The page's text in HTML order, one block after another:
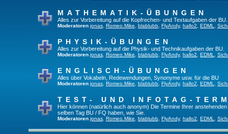
MATHEMATIK-ÜBUNGEN
Alles zur Vorbereitung auf die Kopfrechen- und Textaufgaben der BU.
Moderatoren jonas Romeo.Mike blablubb FlyAndy, hallo2 EDML
PHYSIK-ÜBUNGEN
Alles zur Vorbereitung auf die Physik- und Technikaufgaben der BU.
Moderatoren jonas Romeo.Mike blablubb FlyAndy, hallo2 EDML
ENGLISCH-ÜBUNGEN
Alles über Vokabeln, Redewendungen, Synonyme usw. für die BU
Moderatoren jonas Romeo.Mike blablubb FlyAndy, hallo2 EDML
TEST- UND INFOTAG-
Hier können (natürlich auch anonym) Die Termine Ihrer
selben Tag BU / FQ haben, wie Sie.
Moderatoren jonas Romeo.Mike blablubb FlyAndy, hallo2 EDML